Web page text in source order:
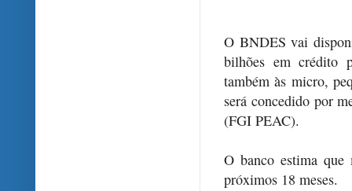
O BNDES vai
bilhões em crédito
também às micro,
será concedido por
(FGI PEAC).
O banco estima que
próximos 18 meses.